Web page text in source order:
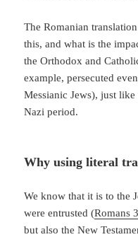
The Romanian
this, and what is the
the Orthodox and
example, persecuted
Messianic Jews), just
Nazi period.
Why using literal
We know that it is to the
were entrusted (Romans
but also the New